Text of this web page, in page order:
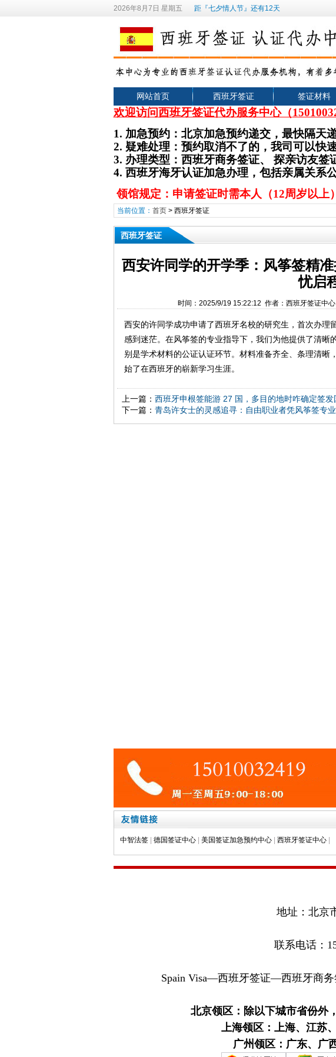
2026年8月7日 星期五 距『七夕情人节』还有12天
网站首页 西班牙签证 签证材料
欢迎访问西班牙签证代办服务中心（
1. 加急预约：北京加急预约递交，最快隔天
2. 疑难处理：预约取消不了的，我司可以快
3. 办理类型 ： 西班牙商务签证、 探亲访友签
4. 西班牙海牙认证加急办理，包括亲属关系
领馆规定：申请签证时需本人（12周岁以
当前位置： 首页> 西班牙签证
西班牙签证
西安许同学的开学季：风筝签精
忧启
时间：2025/9/19 15:22:12 作者：西班牙签证中
西安的许同学成功申请了西班牙名校的研究生，首次办理
感到迷茫。在风筝签的专业指导下，我们为他提供了清晰
别是学术材料的公证认证环节。材料准备齐全、条理清晰
始了在西班牙的崭新学习生涯。
上一篇： 西班牙申根签能游 27 国，多目的地时咋确定签发
下一篇： 青岛许女士的灵感追寻：自由职业者凭风筝签专
中智法签 德国签证中心 美国签证加急预约中心 西班牙签证中心
地址：北京
联系电话：
Spain Visa—西班牙签证—西班牙商
北京领区：除以下城市省份外
上海领区：上海、江苏
广州领区：广东、广